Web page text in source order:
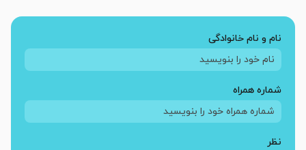
نام و نام خانوادگی
شماره همراه
نظر